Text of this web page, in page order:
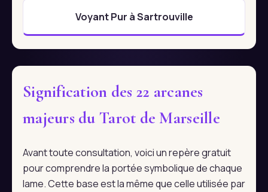
Voyant Pur à Sartrouville
Signification des 22 arcanes
majeurs du Tarot de Marseille
Avant toute consultation, voici un repère gratuit
pour comprendre la portée symbolique de chaque
lame. Cette base est la même que celle utilisée par